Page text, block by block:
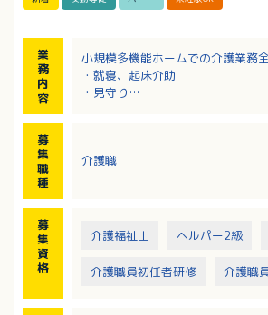
業
務
内
容
小規模多機能ホームでの介護業務
・就寝、起床介助
・見守り
調理や清掃・洗濯などを介護職員
募
集
職
種
介護職
募
集
資
格
介護福祉士 ヘルパー2級
介護職員初任者研修 介護職